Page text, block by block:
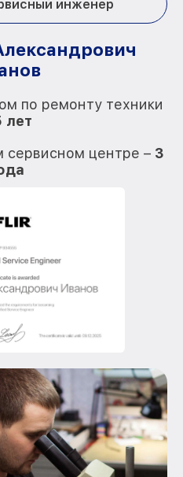
инженер
по ремонту техники
лет
центре – 3